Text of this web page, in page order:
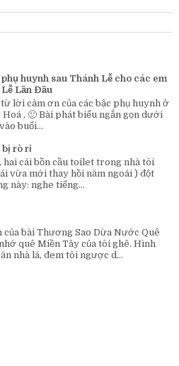
huynh sau Thánh Lễ cho các em
Lần Đầu
lời cảm ơn của các bậc phụ huynh ở
, 🙂 Bài phát biểu ngắn gọn dưới
buổi...
rò rỉ
cái bồn cầu toilet trong nhà tôi
vừa mới thay hồi năm ngoái ) đột
này: nghe tiếng...
của bài Thương Sao Dừa Nước Quê
quê Miền Tây của tôi ghê. Hình
nhà lá, đem tôi ngược d...